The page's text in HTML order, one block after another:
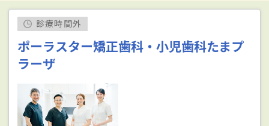
診療時間外
ポーラスター矯正歯科・小児歯科たまプ
ラーザ